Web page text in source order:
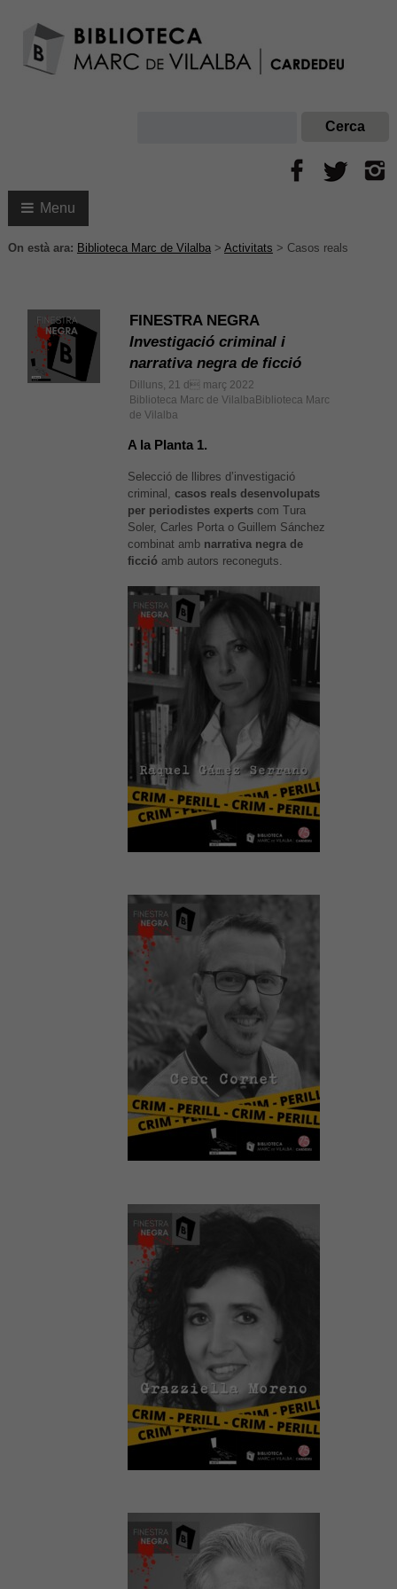
Menu
On està ara: Biblioteca Marc de Vilalba> Activitats > Casos reals
FINESTRA NEGRA
Investigació criminal i
narrativa negra de ficció
Dilluns, 21 d març 2022
Biblioteca Marc de VilalbaBiblioteca Marc
de Vilalba
A la Planta 1.
Selecció de llibres d’investigació
criminal, casos reals desenvolupats
per periodistes expertscom Tura
Soler, Carles Porta o Guillem Sánchez
combinat amb narrativa negra de
ficció amb autors reconeguts.